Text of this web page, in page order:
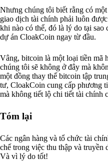
Nhưng chúng tôi biết rằng có
giao dịch tài chính phải luôn
khi nào có thể, đó là lý do tại sao
dự án CloakCoin ngay từ đầu.
Vâng, bitcoin là một loại tiền mã
chúng tôi sẽ không ở đây mà
một đồng thay thế bitcoin tập
tư, CloakCoin cung cấp phương
mà không tiết lộ chi tiết tài chính
Tóm lại
Các ngân hàng và tổ chức tài
chế trong việc thu thập và truyền
Và vì lý do tốt!